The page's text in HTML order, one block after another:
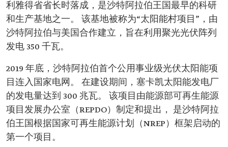
利雅得省省长时落成，是沙特阿拉伯王国最早的科研
和生产基地之一。 该基地被称为“太阳能村项目”，由
沙特阿拉伯与美国合作建立，旨在利用聚光光伏阵列
发电 350 千瓦。
2019 年底，沙特阿拉伯首个公用事业级光伏太阳能项
目连入国家电网。 在建设期间，塞卡凯太阳能发电厂
的发电量达到 300 兆瓦。 该项目由能源部可再生能源
项目发展办公室（REPDO）制定和提出， 是沙特阿拉
伯王国根据国家可再生能源计划（NREP）框架启动的
第一个项目。